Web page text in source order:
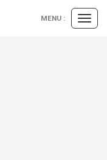
Ouvrir
le
MENU :